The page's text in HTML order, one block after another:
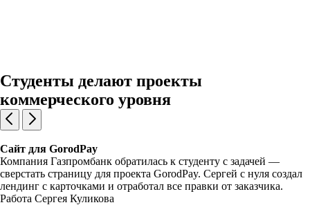
Студенты делают проекты
коммерческого уровня
Сайт для GorodPay
Компания Газпромбанк обратилась к студенту с задачей —
сверстать страницу для проекта GorodPay. Сергей с нуля создал
лендинг с карточками и отработал все правки от заказчика.
Работа Сергея Куликова